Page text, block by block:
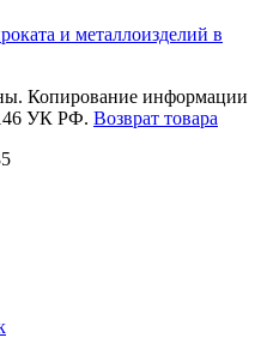
Копирование информации
146 УК РФ. Возврат товара